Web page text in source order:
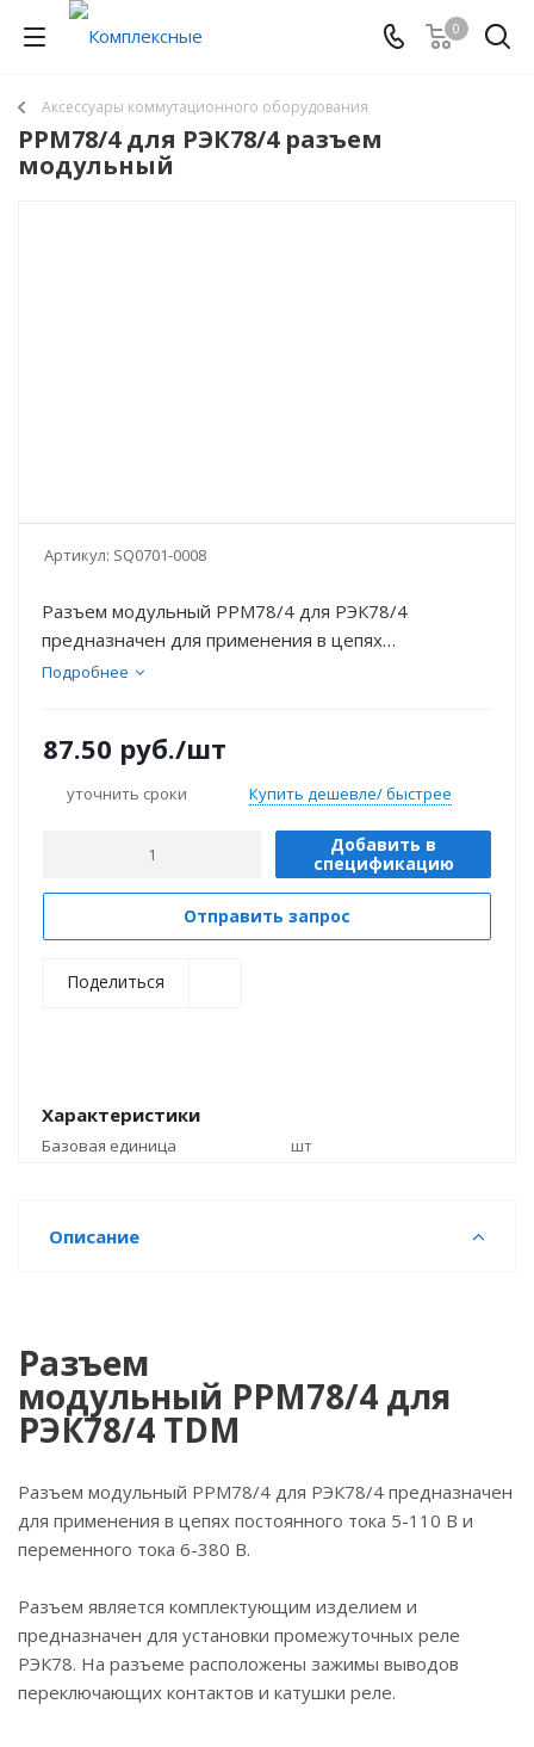
0
Аксессуары коммутационного оборудования
РРМ78/4 для РЭК78/4 разъем
модульный
Артикул: SQ0701-0008
Разъем модульный РРМ78/4 для РЭК78/4
предназначен для применения в цепях
постоянного тока 5-110 В и переменного тока 6-
Подробнее
87.50 руб./шт
уточнить сроки Купить дешевле/ быстрее
Добавить в
спецификацию
Отправить запрос
Поделиться
Характеристики
Базовая единица шт
Описание
Разъем
модульный РРМ78/4 для
РЭК78/4 TDM
Разъем модульный РРМ78/4 для РЭК78/4 предназначен
для применения в цепях постоянного тока 5-110 В и
переменного тока 6-380 В.
Разъем является комплектующим изделием и
предназначен для установки промежуточных реле
РЭК78. На разъеме расположены зажимы выводов
переключающих контактов и катушки реле.